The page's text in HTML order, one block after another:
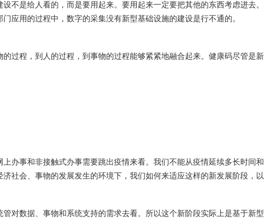
不是给人看的，而是要用起来。要用起来一定要把其他的东西考虑进去
应用的过程中，数字的采集没有新型基础设施的建设是行不通的。
过程，到人的过程，到事物的过程能够紧紧地融合起来。健康码尽管是
办事和非接触式办事需要跳出疫情来看。我们不能从疫情延续多长时间
社会、事物的发展发生的环境下，我们如何来适应这样的新发展阶段，以
对数据、事物和系统支持的需求去看。所以这个新阶段实际上是基于新